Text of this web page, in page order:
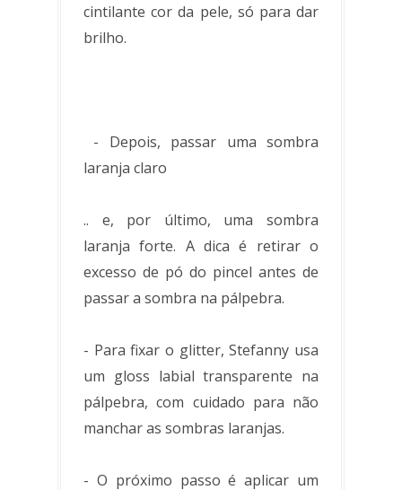
cintilante cor da pele, só para dar
brilho.
- Depois, passar uma sombra
laranja claro
.. e, por último, uma sombra
laranja forte. A dica é retirar o
excesso de pó do pincel antes de
passar a sombra na pálpebra.
- Para fixar o glitter, Stefanny usa
um gloss labial transparente na
pálpebra, com cuidado para não
manchar as sombras laranjas.
- O próximo passo é aplicar um